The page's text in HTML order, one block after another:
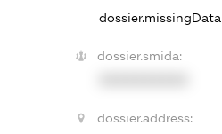
dossier.missingData
dossier.smida:
dossier.address: